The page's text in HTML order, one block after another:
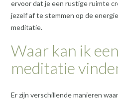
ervoor dat je een rustige ruimte
jezelf af te stemmen op de
meditatie.
Waar kan ik
meditatie
Er zijn verschillende manieren